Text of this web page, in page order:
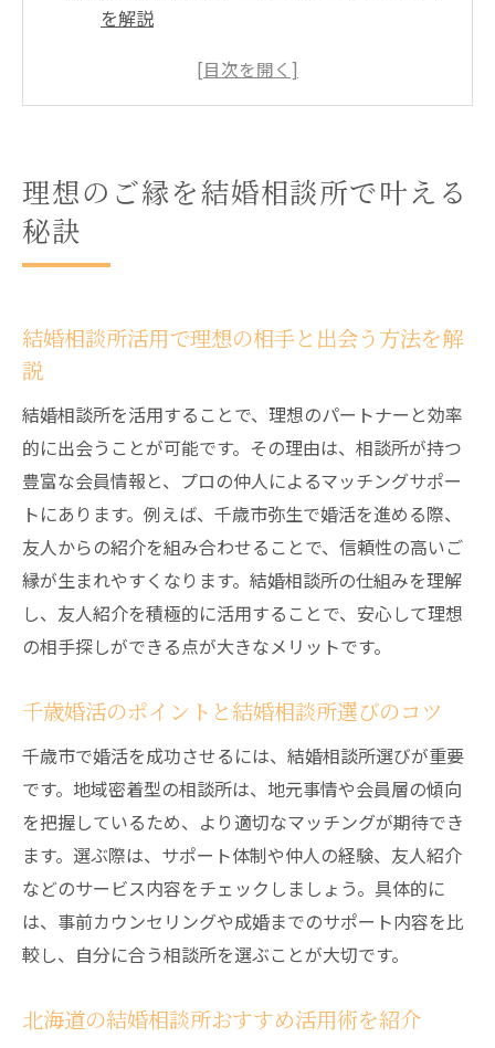
を解説
千歳婚活のポイントと結婚相談所選びのコ
結婚相談所で信頼できる仲人との出会い方
友人紹介による結婚相談所活用術を解説
順
理由
結婚相談所での友人紹介体験談から学ぶコ
ツ
友人紹介と千歳婚活の相乗効果を徹底解説
結婚相談所と友人紹介で安心な出会いを実
現
友人紹介活用で結婚相談所の魅力を最大化
結婚相談所を選ぶ際の重要な比較ポイント
とは
北海道の結婚相談所おすすめ基準を丁寧に
解説
結婚相談所の仲人の役割とサポート体制を
確認
千歳婚活を成功させる結婚相談所選びの秘
訣
介
理想のご縁を結婚相談所で叶える
秘訣
結婚相談所活用で理想の相手と出会う方法を解
説
結婚相談所を活用することで、理想のパートナーと効率
的に出会うことが可能です。その理由は、相談所が持つ
豊富な会員情報と、プロの仲人によるマッチングサポー
トにあります。例えば、千歳市弥生で婚活を進める際、
友人からの紹介を組み合わせることで、信頼性の高いご
縁が生まれやすくなります。結婚相談所の仕組みを理解
し、友人紹介を積極的に活用することで、安心して理想
の相手探しができる点が大きなメリットです。
千歳婚活のポイントと結婚相談所選びのコツ
千歳市で婚活を成功させるには、結婚相談所選びが重要
です。地域密着型の相談所は、地元事情や会員層の傾向
を把握しているため、より適切なマッチングが期待でき
ます。選ぶ際は、サポート体制や仲人の経験、友人紹介
などのサービス内容をチェックしましょう。具体的に
は、事前カウンセリングや成婚までのサポート内容を比
較し、自分に合う相談所を選ぶことが大切です。
北海道の結婚相談所おすすめ活用術を紹介